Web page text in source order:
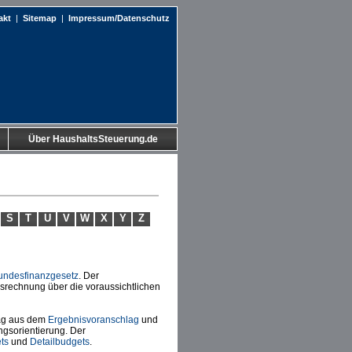
| Sitemap | Impressum/Datenschutz
Über HaushaltsSteuerung.de
S T U V W X Y Z
. Der
über die voraussichtlichen
aus dem Ergebnisvoranschlag und
Der
und Detailbudgets.